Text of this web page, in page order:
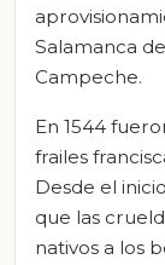
Salamanca
Campeche.
En 1544
frailes
Desde el
que las
nativos a los